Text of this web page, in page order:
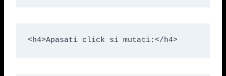
<h4>Apasati click si mutati:</h4>